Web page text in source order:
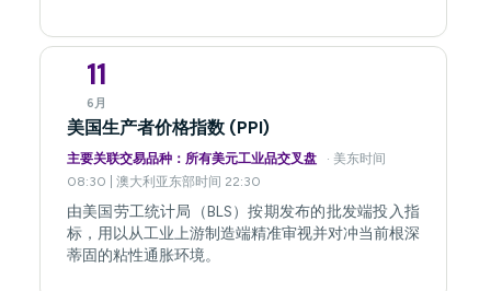
11
6月
美国生产者价格指数 (PPI)
主要关联交易品种：所有美元工业品交叉盘
· 美东时间
08:30 | 澳大利亚东部时间 22:30
由美国劳工统计局（BLS）按期发布的批发端投入指
标，用以从工业上游制造端精准审视并对冲当前根深
蒂固的粘性通胀环境。